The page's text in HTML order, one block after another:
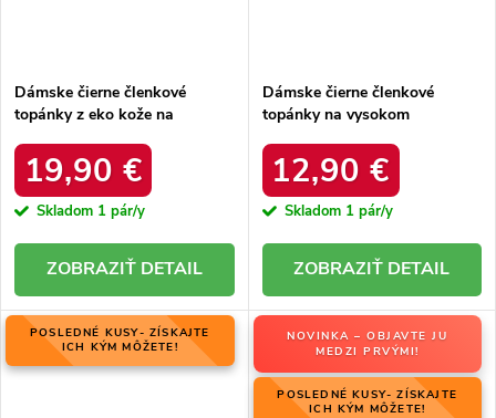
Dámske čierne členkové
topánky z eko kože na
produktu 4218
19,90 €
Skladom 1 pár/y
DETAIL
Dámske čierne členkové
topánky na vysokom
72312,90 €
Skladom 1 pár/y
DETAIL
POSLEDNÉ KUSY- ZÍSKAJTE
ICH KÝM MÔŽETE!
NOVINKA – OBJAVTE JU
MEDZI PRVÝMI!
POSLEDNÉ KUSY- ZÍSKAJTE
ICH KÝM MÔŽETE!